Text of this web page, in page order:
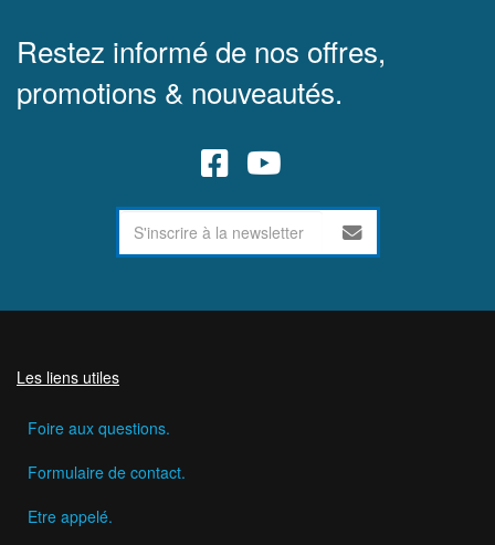
Restez informé de nos offres,
promotions & nouveautés.
Les liens utiles
Foire aux questions.
Formulaire de contact.
Etre appelé.